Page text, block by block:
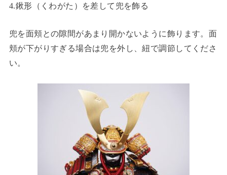
4.鍬形（くわがた）を差して兜を飾る
兜を面頬との隙間があまり開かないように飾ります。面
頬が下がりすぎる場合は兜を外し、紐で調節してくださ
い。